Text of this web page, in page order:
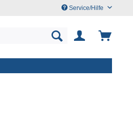
Service/Hilfe